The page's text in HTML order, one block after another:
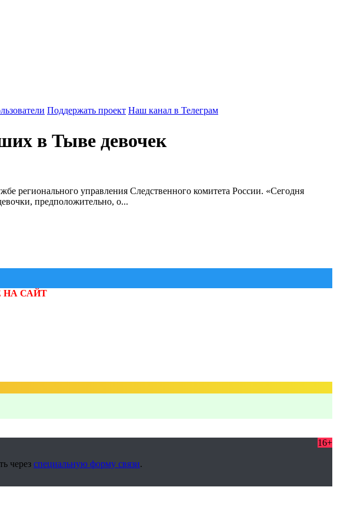
Поддержать проект Наш канал в Телеграм
в Тыве девочек
регионального управления Следственного комитета России. «Сегодня
предположительно, о...
НА САЙТ
16+
через специальную форму связи.